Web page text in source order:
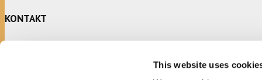
This website uses
KONTAKT